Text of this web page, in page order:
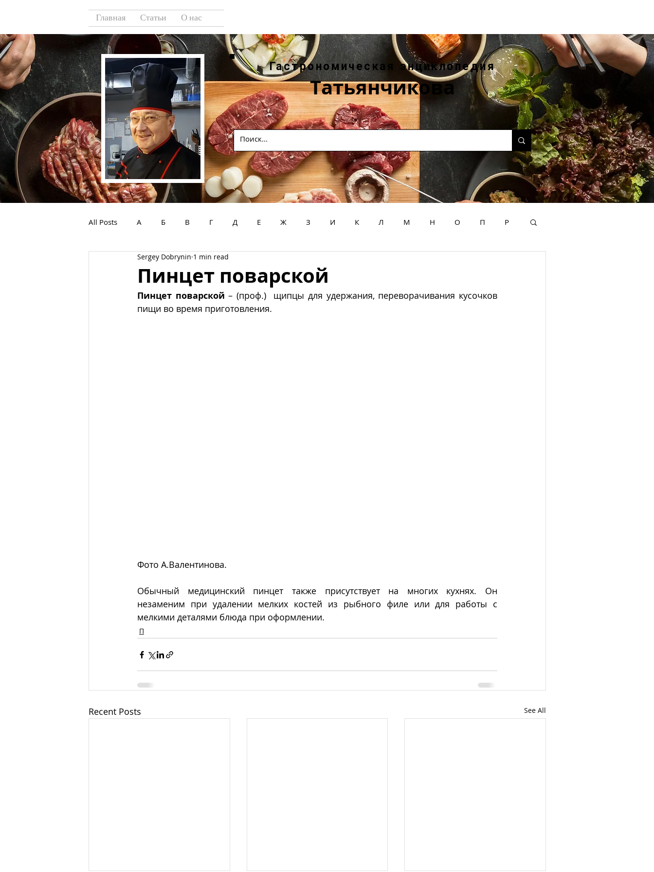
Главная Статьи О нас
Гастрономическая энциклопедия
Татьянчикова
All Posts А Б В Г Д Е Ж З И К Л М Н О П Р
У Ф Х
Пинцет поварской
Sergey Dobrynin 1 min read
Пинцет поварской – (проф.)  щипцы для удержания, переворачивания кусочков
пищи во время приготовления.
Фото А.Валентинова.
Обычный медицинский пинцет также присутствует на многих кухнях. Он
незаменим при удалении мелких костей из рыбного филе или для работы с
мелкими деталями блюда при оформлении.
П
Recent Posts See All